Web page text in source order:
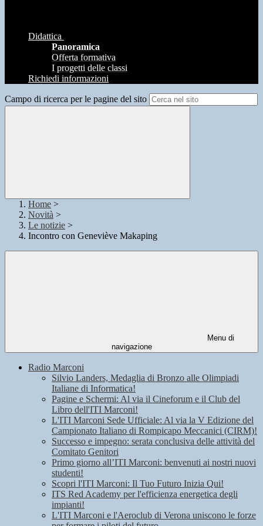
Didattica
Panoramica
Offerta formativa
I progetti delle classi
Richiedi informazioni
Campo di ricerca per le pagine del sito
Home >
Novità >
Le notizie >
Incontro con Geneviève Makaping
Menu di
navigazione
Radio Marconi
Silvio Landers, Medaglia di Bronzo alle Olimpiadi
Italiane di Informatica!
Pagine e Schermi: Al via il Cineforum e il Club del
Libro dell'ITI Marconi!
L'ITI Marconi Sede Ufficiale: Al via la V Edizione del
Campionato Italiano di Rompicapo Meccanici (CIRM)!
Successo e impegno: serata conclusiva delle attività del
Comitato Genitori
Primo giorno all’ITI Marconi: benvenuti ai nostri nuovi
studenti!
Scopri l'ITI Marconi: Il Tuo Futuro Inizia Qui!
ITS Red Academy per l'efficienza energetica degli
impianti!
L'ITI Marconi e l'Aeroclub di Verona uniscono le forze